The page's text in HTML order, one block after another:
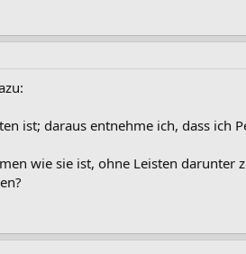
ist; daraus entnehme ich, dass ich
wie sie ist, ohne Leisten